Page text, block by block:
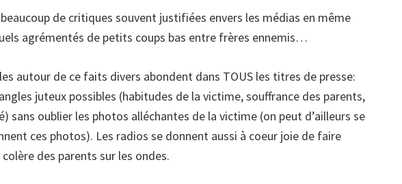
de critiques souvent justifiées envers les médias en même
agrémentés de petits coups bas entre frères ennemis…
autour de ce faits divers abondent dans TOUS les titres de presse:
juteux possibles (habitudes de la victime, souffrance des parents,
sans oublier les photos alléchantes de la victime (on peut d’ailleurs se
ces photos). Les radios se donnent aussi à coeur joie de faire
des parents sur les ondes.